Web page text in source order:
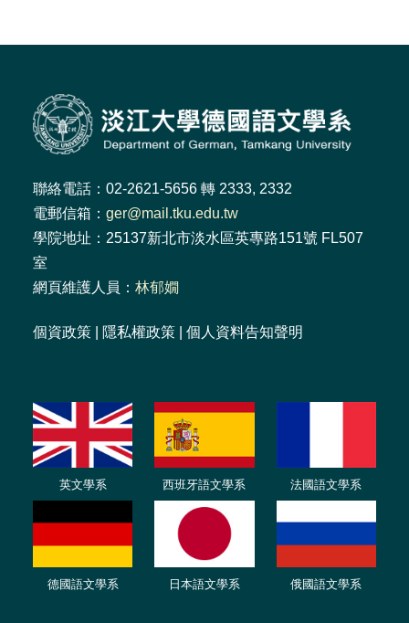
聯絡電話：02-2621-5656 轉 2333, 2332
電郵信箱： ger@mail.tku.edu.tw
學院地址：25137新北市淡水區英專路151號 FL507
室
網頁維護人員： 林郁嫺
個資政策 隱私權政策 個人資料告知聲明
英文學系 西班牙語文學系 法國語文學系
德國語文學系 日本語文學系 俄國語文學系